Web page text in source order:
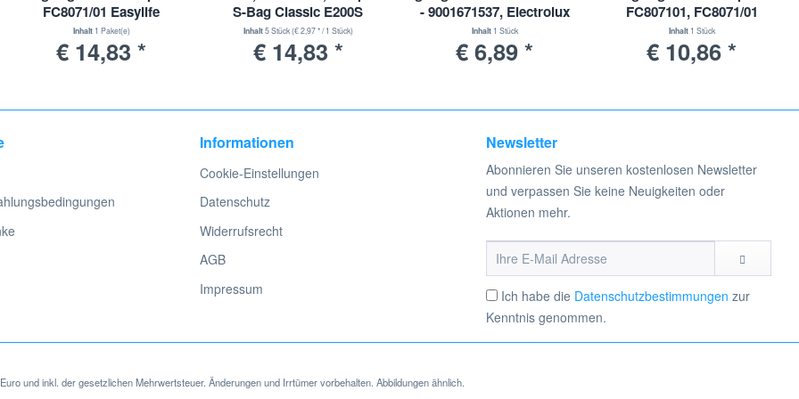
FC8071/01 Easylife
Inhalt 1 Paket(e)
€ 14,83 *
S-Bag Classic E200S
Inhalt5 Stück(€ 2,97 * / 1 Stück)
€ 14,83 *
- 9001671537, Electrolux
EF144, EF 144 -
9001671529
Inhalt 1 Stück
€ 6,89 *
FC807101, FC8071/01
Easylife
Inhalt 1 Stück
€ 10,86 *
Informationen
Cookie-Einstellungen
Datenschutz
Widerrufsrecht
AGB
Impressum
Newsletter
Abonnieren Sie unseren kostenlosen Newsletter
und verpassen Sie keine Neuigkeiten oder
Aktionen mehr.
Ich habe die Datenschutzbestimmungen zur
Kenntnis genommen.
und inkl. der gesetzlichen Mehrwertsteuer. Änderungen und Irrtümer vorbehalten. Abbildungen ähnlich.